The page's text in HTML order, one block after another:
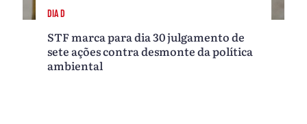
DIA D
STF marca para dia 30 julgamento de
sete ações contra desmonte da política
ambiental